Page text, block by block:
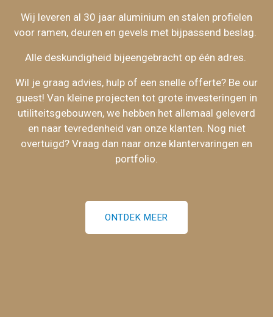
Wij leveren al 30 jaar aluminium en stalen profielen
voor ramen, deuren en gevels met bijpassend beslag.
Alle deskundigheid bijeengebracht op één adres.
Wil je graag advies, hulp of een snelle offerte? Be our
guest! Van kleine projecten tot grote investeringen in
utiliteitsgebouwen, we hebben het allemaal geleverd
en naar tevredenheid van onze klanten. Nog niet
overtuigd? Vraag dan naar onze klantervaringen en
portfolio.
ONTDEK MEER